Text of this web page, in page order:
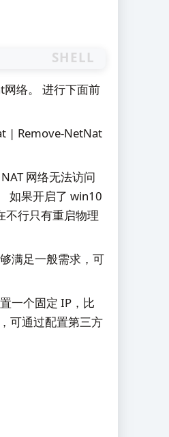
SHELL
络。 进行下面前
| Remove-NetNat
网络无法访问
如果开启了 win10
不行只有重启物理
满足一般需求，可
一个固定 IP，比
可通过配置第三方